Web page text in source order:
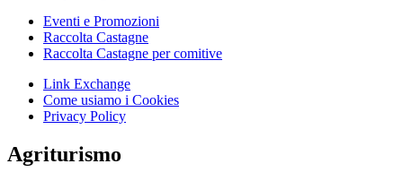
Eventi e Promozioni
Raccolta Castagne
Raccolta Castagne per comitive
Link Exchange
Come usiamo i Cookies
Privacy Policy
Agriturismo